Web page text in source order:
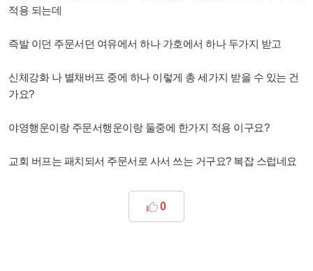
적용 되는데
즉발 이던 주문서던 여유에서 하나 가호에서 하나 두가지 받고
신체강화 나 별채버프 중에 하나 이렇게 총 세가지 받을 수 있는 건
가요?
야영행운이랑 주문서행운이랑 둘중에 한가지 적용 이구요?
교회 버프는 패치되서 주문서로 사서 쓰는 거구요? 복잡 스럽네요
0